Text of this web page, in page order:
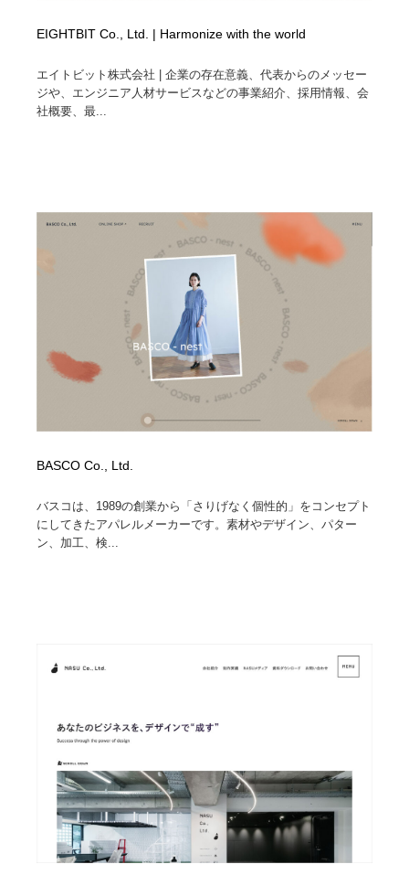
EIGHTBIT Co., Ltd. | Harmonize with the world
エイトビット株式会社 | 企業の存在意義、代表からのメッセー
ジや、エンジニア人材サービスなどの事業紹介、採用情報、会
社概要、最...
BASCO Co., Ltd.
バスコは、1989の創業から「さりげなく個性的」をコンセプト
にしてきたアパレルメーカーです。素材やデザイン、パター
ン、加工、検...